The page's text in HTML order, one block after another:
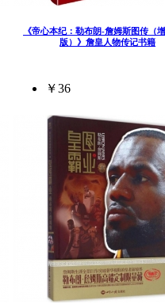
《帝心本纪：勒布朗-詹姆斯图传（
版）》詹皇人物传记书籍
￥36